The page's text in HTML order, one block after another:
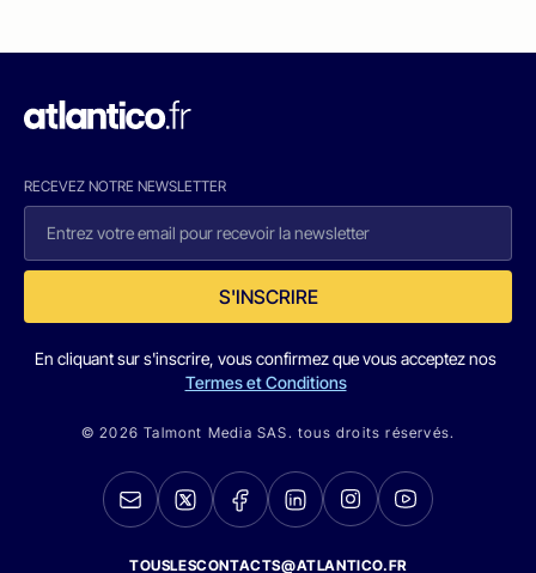
RECEVEZ NOTRE NEWSLETTER
S'INSCRIRE
En cliquant sur s'inscrire, vous confirmez que vous acceptez nos
Termes et Conditions
© 2026 Talmont Media SAS. tous droits réservés.
TOUSLESCONTACTS@ATLANTICO.FR